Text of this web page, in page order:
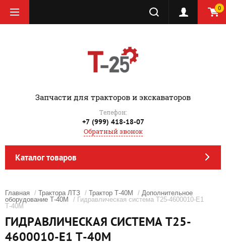
0
‎Запчасти для тракторов и экскаваторов
Телефон:
+7 (999) 418-18-07
Обратный звонок
Каталог товаров
Главная / Трактора ЛТЗ / Трактор Т-40М / Дополнительное
оборудование Т-40М
/ Гидравлическая система Т25-4600010-Е1
Т-40М
ГИДРАВЛИЧЕСКАЯ СИСТЕМА Т25-
4600010-Е1 Т-40М